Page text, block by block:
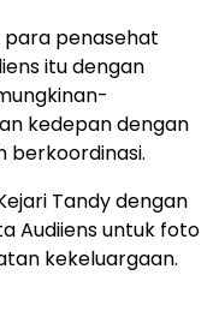
para penasehat
itu dengan
kedepan dengan
berkoordinasi.
Tandy dengan
Audiiens untuk foto
kekeluargaan.